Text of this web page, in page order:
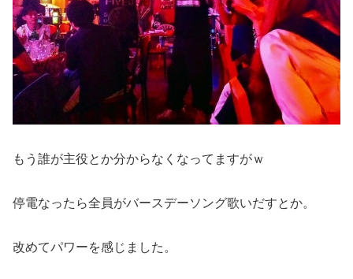
もう誰が主役とか分からなくなってますがｗ
停電なったら全員がバースデーソング歌いだすとか。
改めてパワーを感じました。